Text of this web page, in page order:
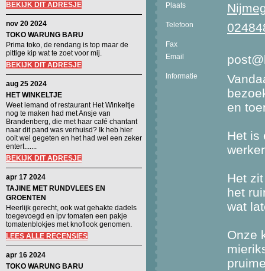
BEKIJK DIT ADRESJE
nov 20 2024
TOKO WARUNG BARU
Prima toko, de rendang is top maar de
pittige kip wat te zoet voor mij.
BEKIJK DIT ADRESJE
aug 25 2024
HET WINKELTJE
Weet iemand of restaurant Het Winkeltje
nog te maken had met Ansje van
Brandenberg, die met haar café chantant
naar dit pand was verhuisd? Ik heb hier
ooit wel gegeten en het had wel een zeker
entert.......
BEKIJK DIT ADRESJE
apr 17 2024
TAJINE MET RUNDVLEES EN
GROENTEN
Heerlijk gerecht, ook wat gehakte dadels
toegevoegd en ipv tomaten een pakje
tomatenblokjes met knoflook genomen.
LEES ALLE RECENSIES
apr 16 2024
TOKO WARUNG BARU
Plaats
Telefoon
Fax
Email
Informatie
en
Het is
Het
het
wat
Onze